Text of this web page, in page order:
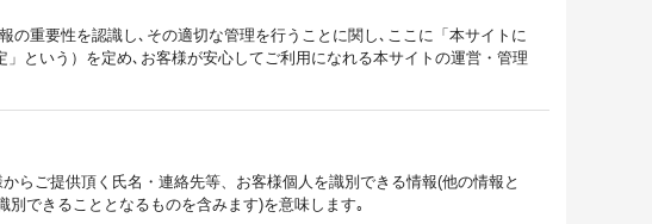
の重要性を認識し､その適切な管理を行うことに関し､ここに「本サイトに
という）を定め､お客様が安心してご利用になれる本サイトの運営・管理
らご提供頂く氏名・連絡先等、お客様個人を識別できる情報(他の情報と
できることとなるものを含みます)を意味します｡